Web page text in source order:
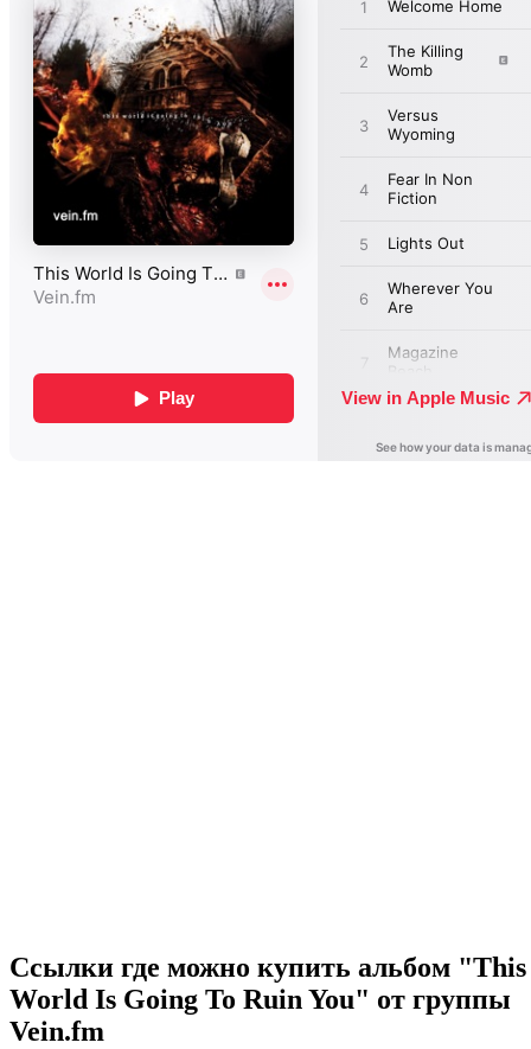
Ссылки где можно купить альбом "This
World Is Going To Ruin You" от группы
Vein.fm